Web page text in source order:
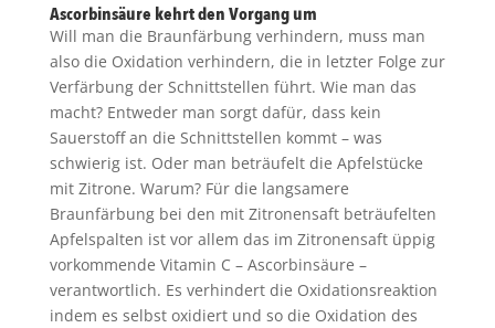
Ascorbinsäure kehrt den Vorgang um
Will man die Braunfärbung verhindern, muss man
also die Oxidation verhindern, die in letzter Folge zur
Verfärbung der Schnittstellen führt. Wie man das
macht? Entweder man sorgt dafür, dass kein
Sauerstoff an die Schnittstellen kommt – was
schwierig ist. Oder man beträufelt die Apfelstücke
mit Zitrone. Warum? Für die langsamere
Braunfärbung bei den mit Zitronensaft beträufelten
Apfelspalten ist vor allem das im Zitronensaft üppig
vorkommende Vitamin C – Ascorbinsäure –
verantwortlich. Es verhindert die Oxidationsreaktion
indem es selbst oxidiert und so die Oxidation des